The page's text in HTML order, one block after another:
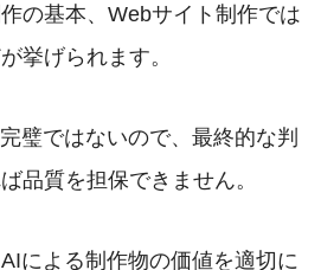
の基本、Webサイト制作では
挙げられます。
璧ではないので、最終的な判
品質を担保できません。
による制作物の価値を適切に